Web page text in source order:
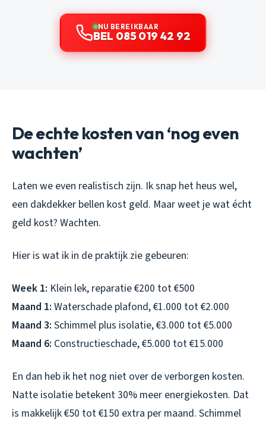
NU BEREIKBAAR
BEL 085 019 42 92
De echte kosten van ‘nog even
wachten’
Laten we even realistisch zijn. Ik snap het heus wel,
een dakdekker bellen kost geld. Maar weet je wat écht
geld kost? Wachten.
Hier is wat ik in de praktijk zie gebeuren:
Week 1: Klein lek, reparatie €200 tot €500
Maand 1: Waterschade plafond, €1.000 tot €2.000
Maand 3: Schimmel plus isolatie, €3.000 tot €5.000
Maand 6: Constructieschade, €5.000 tot €15.000
En dan heb ik het nog niet over de verborgen kosten.
Natte isolatie betekent 30% meer energiekosten. Dat
is makkelijk €50 tot €150 extra per maand. Schimmel